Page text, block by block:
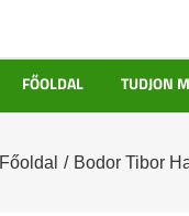
FŐOLDAL TUDJON
Főoldal / Bodor Tibor